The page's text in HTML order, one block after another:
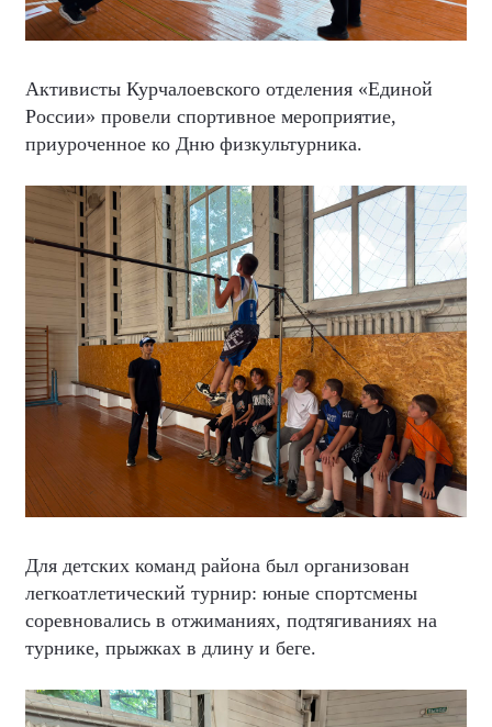
Активисты Курчалоевского отделения «Единой
России» провели спортивное мероприятие,
приуроченное ко Дню физкультурника.
Для детских команд района был организован
легкоатлетический турнир: юные спортсмены
соревновались в отжиманиях, подтягиваниях на
турнике, прыжках в длину и беге.